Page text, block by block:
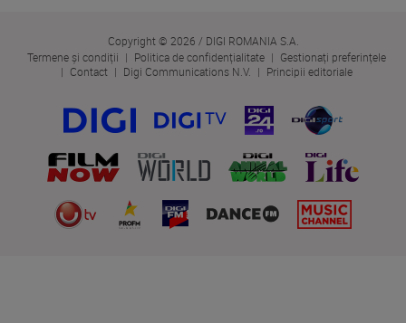
Copyright © 2026 / DIGI ROMANIA S.A.
Termene și condiții
Politica de confidențialitate
Gestionați preferințele
Contact
Digi Communications N.V. Principii editoriale